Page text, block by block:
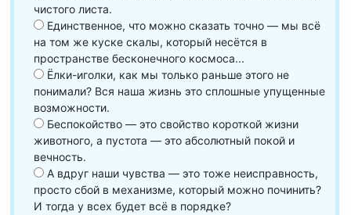
чистого листа.
Единственное, что можно сказать точно — мы всё
на том же куске скалы, который несётся в
пространстве бесконечного космоса...
Ёлки-иголки, как мы только раньше этого не
понимали? Вся наша жизнь это сплошные упущенные
возможности.
Беспокойство — это свойство короткой жизни
животного, а пустота — это абсолютный покой и
вечность.
А вдруг наши чувства — это тоже неисправность,
просто сбой в механизме, который можно починить?
И тогда у всех будет всё в порядке?